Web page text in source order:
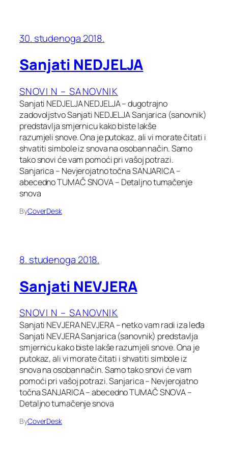
30. studenoga 2018.
Sanjati NEDJELJA
SNOVI N – SANOVNIK
Sanjati NEDJELJA NEDJELJA – dugotrajno
zadovoljstvo Sanjati NEDJELJA Sanjarica (sanovnik)
predstavlja smjernicu kako biste lakše
razumjeli snove. Ona je putokaz, ali vi morate čitati i
shvatiti simbole iz snova na osoban način. Samo
tako snovi će vam pomoći pri vašoj potrazi.
Sanjarica – Nevjerojatno točna SANJARICA –
abecedno TUMAČ SNOVA – Detaljno tumačenje
snova
ByCoverDesk
8. studenoga 2018.
Sanjati NEVJERA
SNOVI N – SANOVNIK
Sanjati NEVJERA NEVJERA – netko vam radi iza leđa
Sanjati NEVJERA Sanjarica (sanovnik) predstavlja
smjernicu kako biste lakše razumjeli snove. Ona je
putokaz, ali vi morate čitati i shvatiti simbole iz
snova na osoban način. Samo tako snovi će vam
pomoći pri vašoj potrazi. Sanjarica – Nevjerojatno
točna SANJARICA – abecedno TUMAČ SNOVA –
Detaljno tumačenje snova
ByCoverDesk